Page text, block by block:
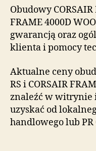
Obudowy CORSAIR
FRAME 4000D
gwarancją oraz
klienta i pomocy
Aktualne ceny
RS i CORSAIR
znaleźć w witrynie
uzyskać od
handlowego lub PR